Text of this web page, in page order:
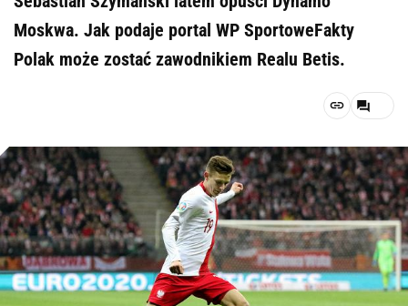
Moskwa. Jak podaje portal WP SportoweFakty
Polak może zostać zawodnikiem Realu Betis.